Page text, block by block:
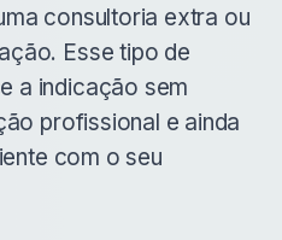
consultoria extra ou
Esse tipo de
a indicação sem
profissional e ainda
com o seu